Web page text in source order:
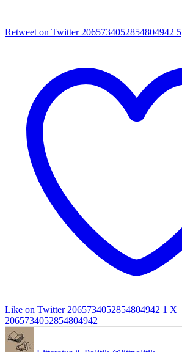
Retweet on Twitter 2065734052854804942 5
Like on Twitter 2065734052854804942 1 X
2065734052854804942